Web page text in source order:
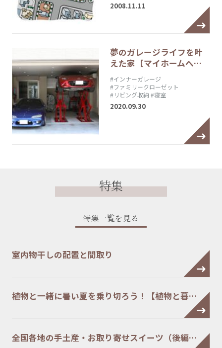
2008.11.11
夢のガレージライフを叶
えた家【マイホームへ…
#インナーガレージ
#ファミリークローゼット
#リビング収納 #寝室
2020.09.30
特集
特集一覧を見る
室内物干しの配置と間取り
植物と一緒に暑い夏を乗り切ろう！【植物と暮…
全国各地の手土産・お取り寄せスイーツ（後編…